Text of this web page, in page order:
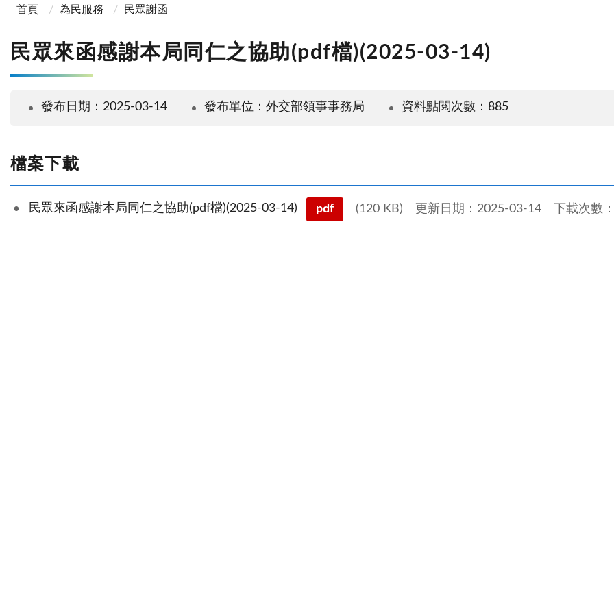
首頁 為民服務 民眾謝函
民眾來函感謝本局同仁之協助(pdf檔)(2025-03-14)
發布日期：2025-03-14 發布單位：外交部領事事務局 資料點閱次數：885
檔案下載
民眾來函感謝本局同仁之協助(pdf檔)(2025-03-14) pdf (120 KB) 更新日期：2025-03-14 下載次數